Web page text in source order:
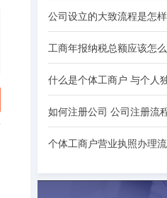
公司设立的大致流程是怎
工商年报纳税总额应该怎
如何注册公司 公司注册流